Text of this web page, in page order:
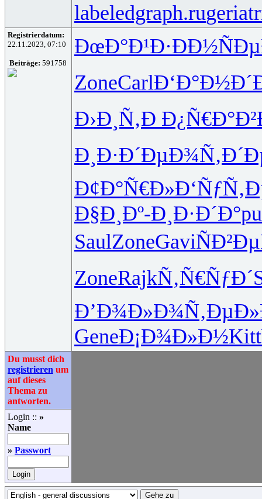
labeledgraph.ru
Registrierdatum:
22.11.2023, 07:10
Beiträge: 591758
ÐœÐ°Ð¹Ð·ÐÐ½ÑÐµ
ZoneCarlÐ‘Ð°Ð½Ð´
Ð›Ð¸Ñ‚Ð Ð¿Ñ€Ð°Ð²
Ð¸Ð·Ð´Ðµ
Ð¢Ð°Ñ€Ð»
Ð§Ð¸Ðº-Ð¸Ð·Ð´Ð°
SaulZoneGavi
ZoneRajkÑ‚Ñ€ÑƒÐ´
Ð’Ð¾Ð»Ð¾
GeneÐ¡Ð¾Ð»Ð½Kitt
Du musst dich
registrieren um
auf dieses
Thema zu
antworten.
Login :: »
Name
» Passwort